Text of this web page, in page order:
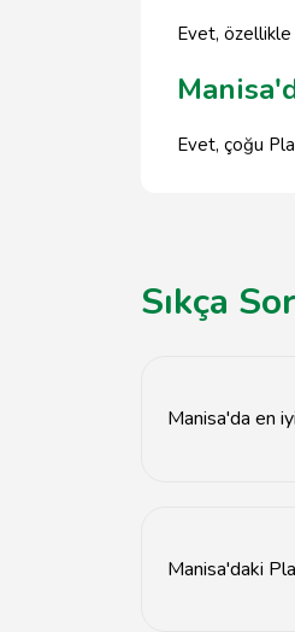
Evet, özellikle
Evet, çoğu
Sıkça
Manisa'da en
Manisa'daki